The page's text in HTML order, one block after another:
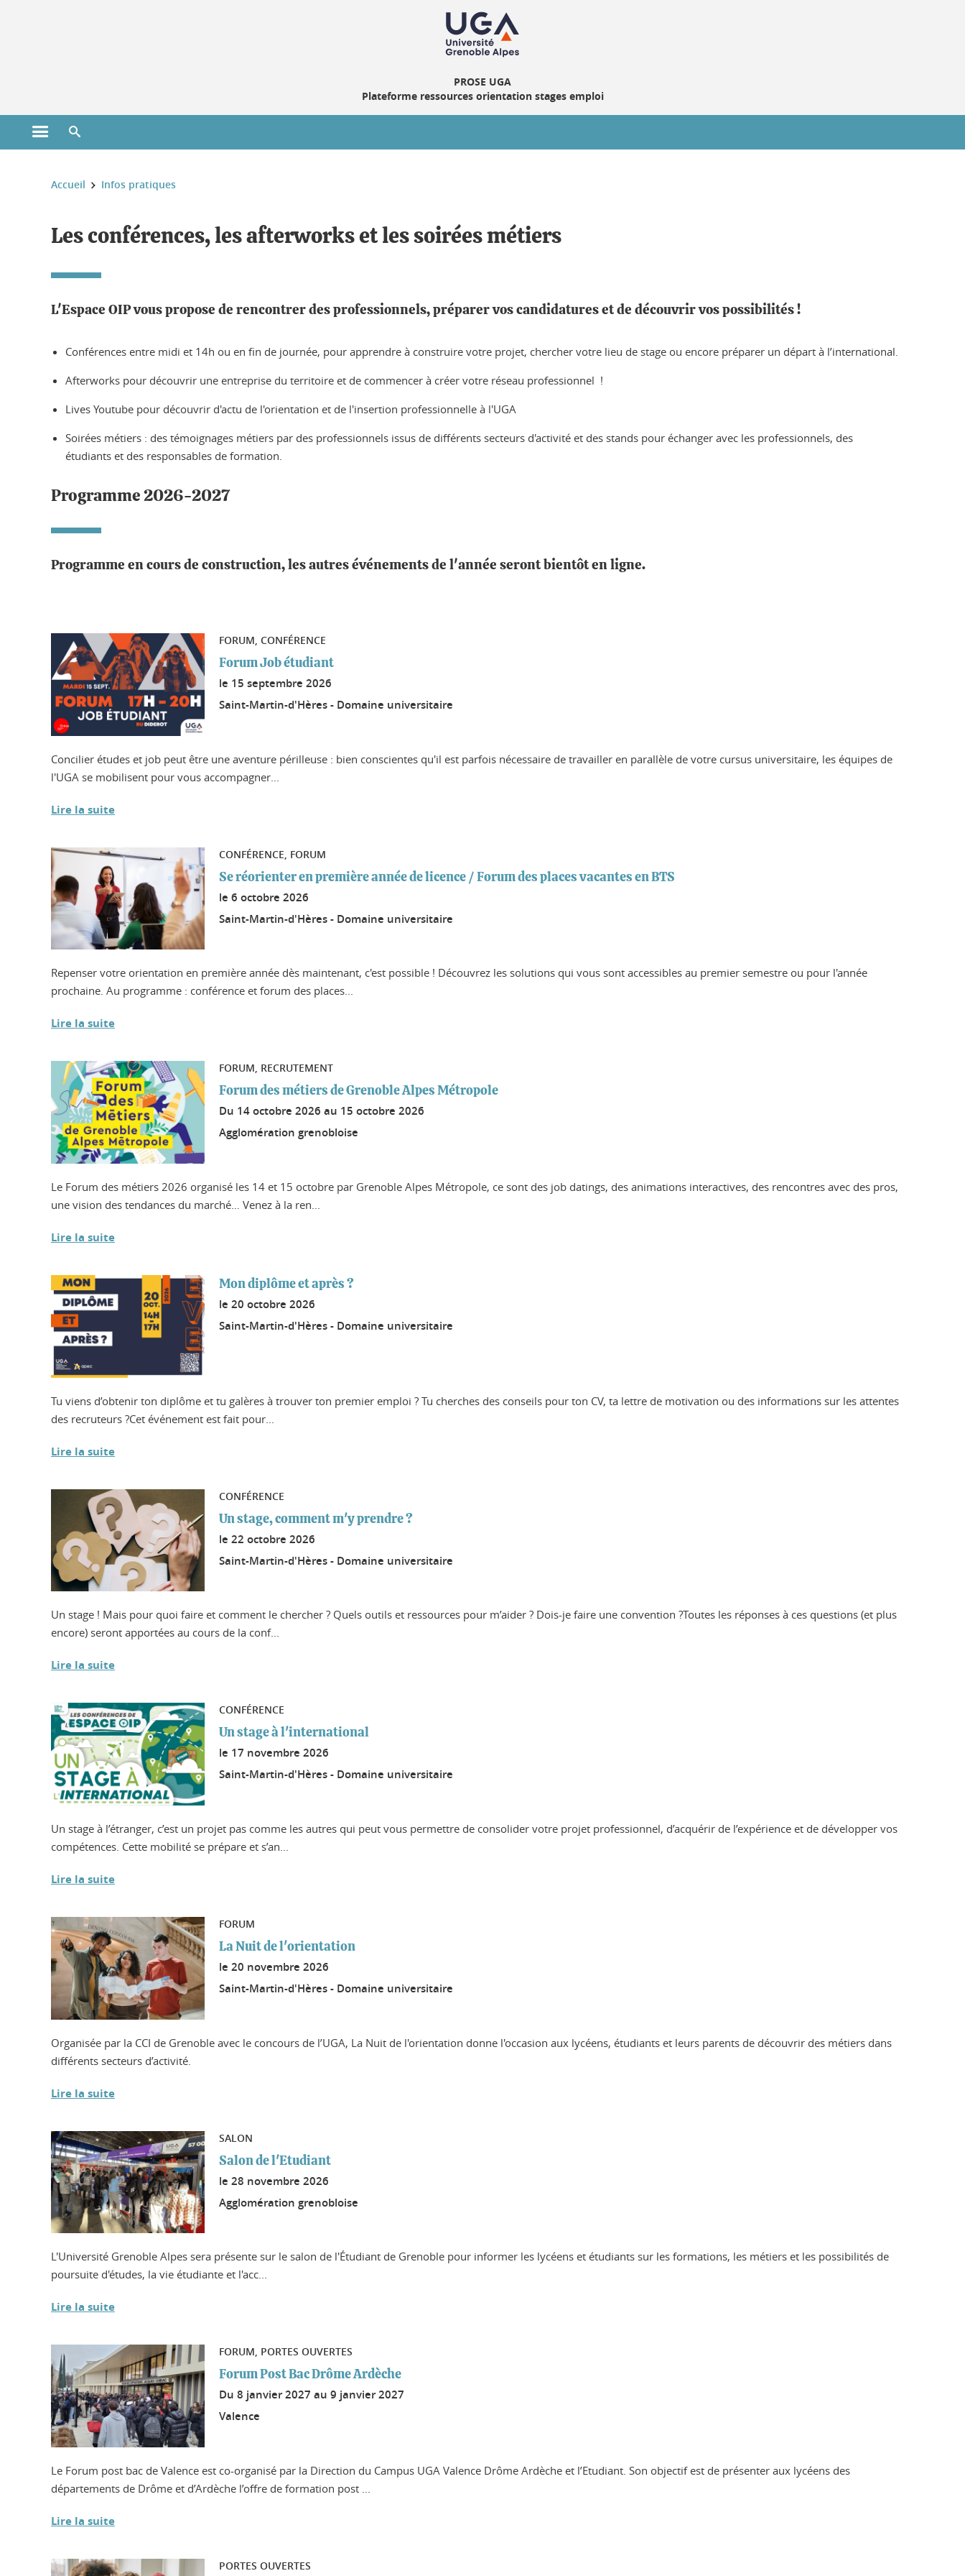
PROSE UGA
Plateforme ressources orientation stages emploi
Ouvrir le menu principal
Vous êtes ici :
Accueil Infos pratiques
Les conférences, les afterworks et les soirées métiers
L'Espace OIP vous propose de rencontrer des professionnels, préparer vos candidatures et de découvrir vos possibilités !
Conférences entre midi et 14h ou en fin de journée, pour apprendre à construire votre projet, chercher votre lieu de stage ou encore préparer un départ à l’international.
Afterworks pour découvrir une entreprise du territoire et de commencer à créer votre réseau professionnel !
Lives Youtube pour découvrir d'actu de l'orientation et de l'insertion professionnelle à l'UGA
Soirées métiers : des témoignages métiers par des professionnels issus de différents secteurs d'activité et des stands pour échanger avec les professionnels, des
étudiants et des responsables de formation.
Programme 2026-2027
Programme en cours de construction, les autres événements de l'année seront bientôt en ligne.
FORUM, CONFÉRENCE
Forum Job étudiant
le 15 septembre 2026
Saint-Martin-d'Hères - Domaine universitaire
Concilier études et job peut être une aventure périlleuse : bien conscientes qu'il est parfois nécessaire de travailler en parallèle de votre cursus universitaire, les équipes de
l'UGA se mobilisent pour vous accompagner...
Lire la suite
CONFÉRENCE, FORUM
Se réorienter en première année de licence / Forum des places vacantes en BTS
le 6 octobre 2026
Saint-Martin-d'Hères - Domaine universitaire
Repenser votre orientation en première année dès maintenant, c'est possible ! Découvrez les solutions qui vous sont accessibles au premier semestre ou pour l'année
prochaine. Au programme : conférence et forum des places...
Lire la suite
FORUM, RECRUTEMENT
Forum des métiers de Grenoble Alpes Métropole
Du 14 octobre 2026 au 15 octobre 2026
Agglomération grenobloise
Le Forum des métiers 2026 organisé les 14 et 15 octobre par Grenoble Alpes Métropole, ce sont des job datings, des animations interactives, des rencontres avec des pros,
une vision des tendances du marché… Venez à la ren...
Lire la suite
Mon diplôme et après ?
le 20 octobre 2026
Saint-Martin-d'Hères - Domaine universitaire
Tu viens d’obtenir ton diplôme et tu galères à trouver ton premier emploi ? Tu cherches des conseils pour ton CV, ta lettre de motivation ou des informations sur les attentes
des recruteurs ?Cet événement est fait pour...
Lire la suite
CONFÉRENCE
Un stage, comment m'y prendre ?
le 22 octobre 2026
Saint-Martin-d'Hères - Domaine universitaire
Un stage ! Mais pour quoi faire et comment le chercher ? Quels outils et ressources pour m’aider ? Dois-je faire une convention ?Toutes les réponses à ces questions (et plus
encore) seront apportées au cours de la conf...
Lire la suite
CONFÉRENCE
Un stage à l'international
le 17 novembre 2026
Saint-Martin-d'Hères - Domaine universitaire
Un stage à l’étranger, c’est un projet pas comme les autres qui peut vous permettre de consolider votre projet professionnel, d’acquérir de l’expérience et de développer vos
compétences. Cette mobilité se prépare et s’an...
Lire la suite
FORUM
La Nuit de l'orientation
le 20 novembre 2026
Saint-Martin-d'Hères - Domaine universitaire
Organisée par la CCI de Grenoble avec le concours de l’UGA, La Nuit de l'orientation donne l'occasion aux lycéens, étudiants et leurs parents de découvrir des métiers dans
différents secteurs d’activité.
Lire la suite
SALON
Salon de l'Etudiant
le 28 novembre 2026
Agglomération grenobloise
L'Université Grenoble Alpes sera présente sur le salon de l'Étudiant de Grenoble pour informer les lycéens et étudiants sur les formations, les métiers et les possibilités de
poursuite d'études, la vie étudiante et l'acc...
Lire la suite
FORUM, PORTES OUVERTES
Forum Post Bac Drôme Ardèche
Du 8 janvier 2027 au 9 janvier 2027
Valence
Le Forum post bac de Valence est co-organisé par la Direction du Campus UGA Valence Drôme Ardèche et l’Etudiant. Son objectif est de présenter aux lycéens des
départements de Drôme et d’Ardèche l’offre de formation post ...
Lire la suite
PORTES OUVERTES